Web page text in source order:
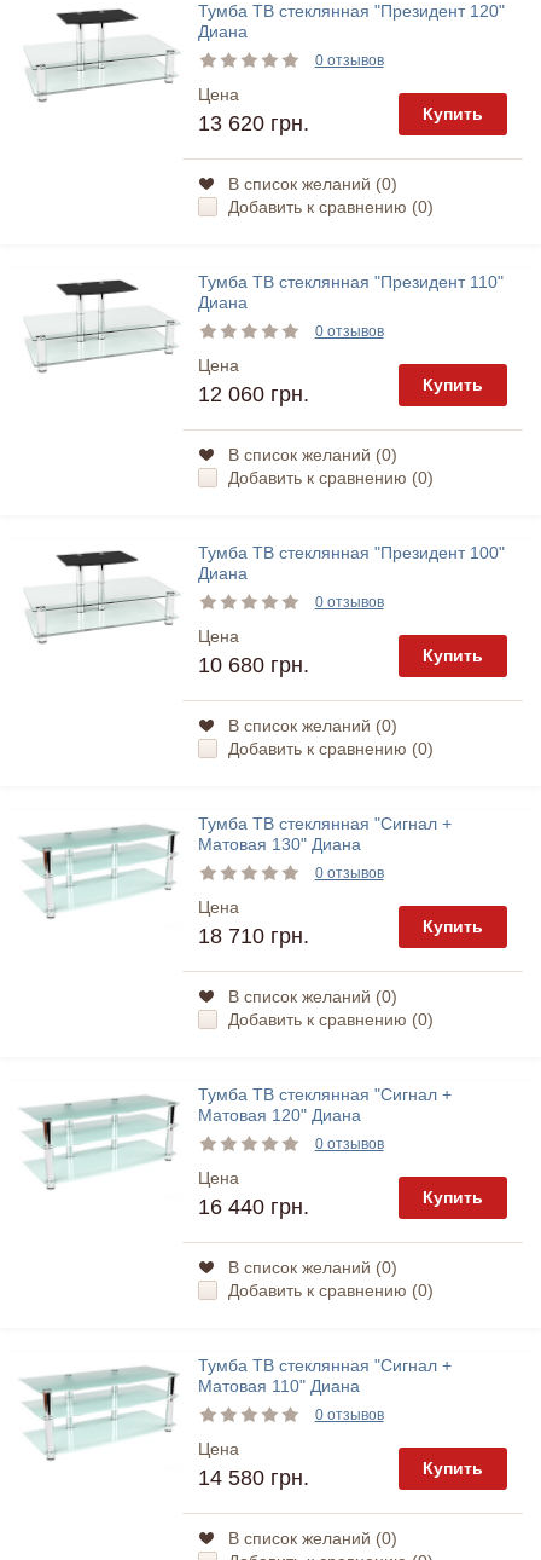
Тумба ТВ стеклянная "Президент 120"
Диана
0 отзывов
Цена
13 620 грн. Купить
В список желаний (0)
Добавить к сравнению (0)
Тумба ТВ стеклянная "Президент 110"
Диана
0 отзывов
Цена
12 060 грн. Купить
В список желаний (0)
Добавить к сравнению (0)
Тумба ТВ стеклянная "Президент 100"
Диана
0 отзывов
Цена
10 680 грн. Купить
В список желаний (0)
Добавить к сравнению (0)
Тумба ТВ стеклянная "Сигнал +
Матовая 130" Диана
0 отзывов
Цена
18 710 грн. Купить
В список желаний (0)
Добавить к сравнению (0)
Тумба ТВ стеклянная "Сигнал +
Матовая 120" Диана
0 отзывов
Цена
16 440 грн. Купить
В список желаний (0)
Добавить к сравнению (0)
Тумба ТВ стеклянная "Сигнал +
Матовая 110" Диана
0 отзывов
Цена
14 580 грн. Купить
В список желаний (0)